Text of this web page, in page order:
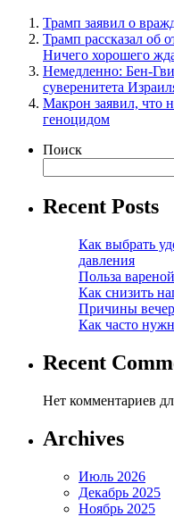
Трамп заявил о
Трамп рассказал об
Ничего хорошего
Немедленно: Бен-
суверенитета
Макрон заявил, что
геноцидом
Поиск
Recent Posts
Как выбрать
давления
Польза
Как снизить
Причины
Как часто
Recent
Нет комментариев
Archives
Июль 2026
Декабрь 2025
Ноябрь 2025